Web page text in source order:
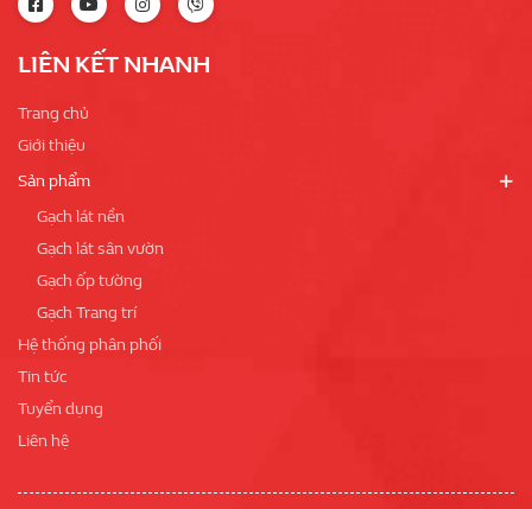
LIÊN KẾT NHANH
Trang chủ
Giới thiệu
Sản phẩm
Gạch lát nền
Gạch lát sân vườn
Gạch ốp tường
Gạch Trang trí
Hệ thống phân phối
Tin tức
Tuyển dụng
Liên hệ